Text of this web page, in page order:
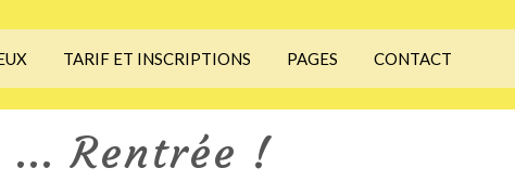
TARIF ET INSCRIPTIONS PAGES CONTACT
... Rentrée !